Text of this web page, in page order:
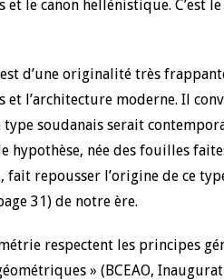
le canon hellénistique. C’est
est d’une originalité très
et l’architecture moderne. Il
soudanais serait
hypothèse, née des fouilles
fait repousser l’origine de ce
31) de notre ère.
respectent les principes
» (BCEAO,